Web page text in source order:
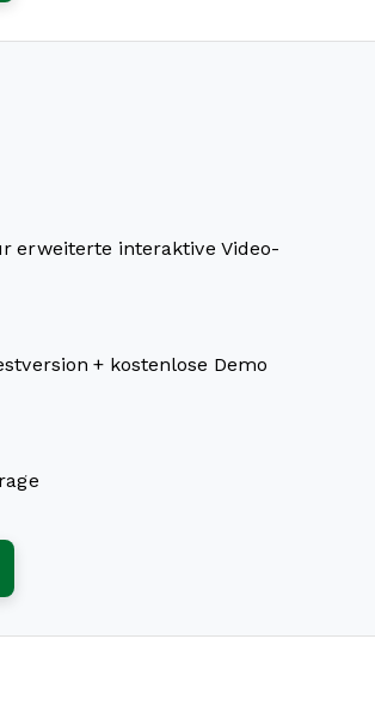
erweiterte interaktive Video-
+ kostenlose Demo